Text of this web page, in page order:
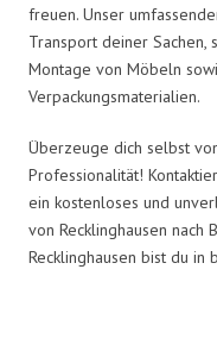
freuen. Unser
Transport deiner Sachen,
Montage von Möbeln
Verpackungsmaterialien.
Überzeuge dich selbst
Professionalität!
ein kostenloses und
von Recklinghausen nach
Recklinghausen bist du in